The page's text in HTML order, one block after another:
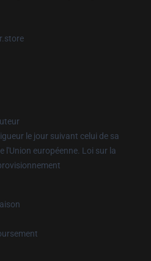
le jour suivant celui de sa
l'Union européenne. Loi sur la